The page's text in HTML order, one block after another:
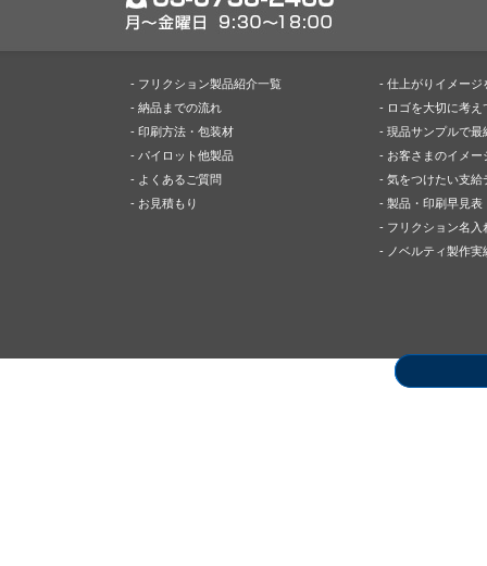
- フリクション製品紹介一覧
- 納品までの流れ
- 印刷方法・包装材
- パイロット他製品
- よくあるご質問
- お見積もり
- 仕上がりイメージ
- ロゴを大切に考え
- 現品サンプルで最
- お客さまのイメー
- 気をつけたい支給
- 製品・印刷早見表
- フリクション名入
- ノベルティ製作実